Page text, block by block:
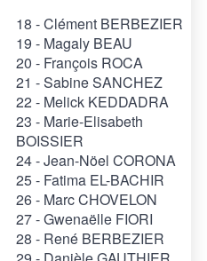
18 - Clément BERBEZIER
19 - Magaly BEAU
20 - François ROCA
21 - Sabine SANCHEZ
22 - Melick KEDDADRA
23 - Marie-Elisabeth
BOISSIER
24 - Jean-Nöel CORONA
25 - Fatima EL-BACHIR
26 - Marc CHOVELON
27 - Gwenaëlle FIORI
28 - René BERBEZIER